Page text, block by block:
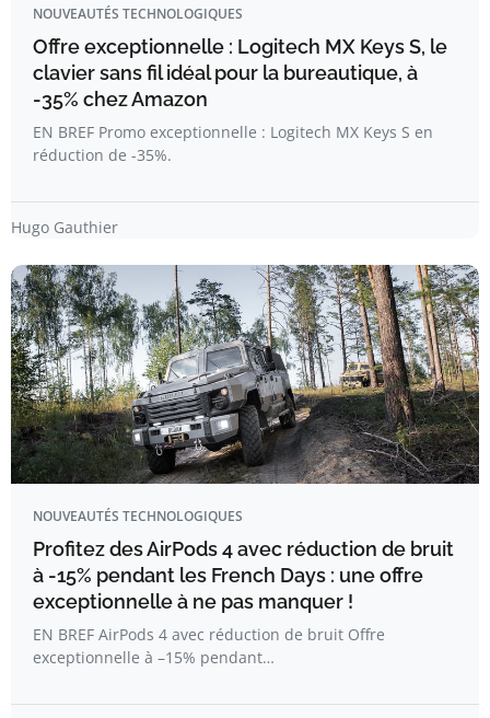
NOUVEAUTÉS TECHNOLOGIQUES
Offre exceptionnelle : Logitech MX Keys S, le
clavier sans fil idéal pour la bureautique, à
-35% chez Amazon
EN BREF Promo exceptionnelle : Logitech MX Keys S en
réduction de -35%.
Hugo Gauthier
NOUVEAUTÉS TECHNOLOGIQUES
Profitez des AirPods 4 avec réduction de bruit
à -15% pendant les French Days : une offre
exceptionnelle à ne pas manquer !
EN BREF AirPods 4 avec réduction de bruit Offre
exceptionnelle à –15% pendant…